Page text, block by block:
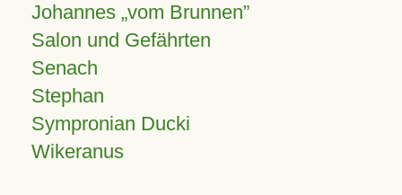
Johannes vom Brunnen
Salon und Gefährten
Senach
Stephan
Sympronian Ducki
Wikeranus